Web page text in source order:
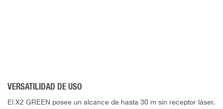
VERSATILIDAD DE USO
El X2 GREEN posee un alcance de hasta 30 m sin receptor láser.